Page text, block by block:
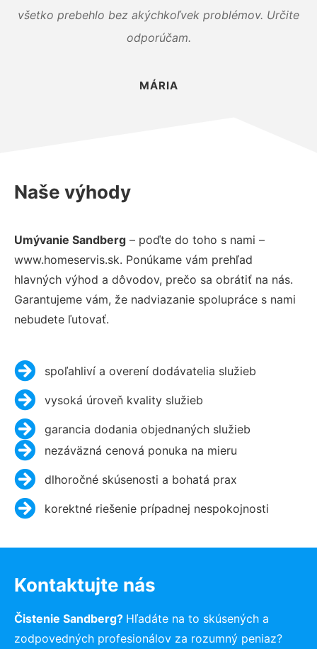
všetko prebehlo bez akýchkoľvek problémov. Určite
odporúčam.
MÁRIA
Naše výhody
Umývanie Sandberg – poďte do toho s nami –
www.homeservis.sk. Ponúkame vám prehľad
hlavných výhod a dôvodov, prečo sa obrátiť na nás.
Garantujeme vám, že nadviazanie spolupráce s nami
nebudete ľutovať.
spoľahliví a overení dodávatelia služieb
vysoká úroveň kvality služieb
garancia dodania objednaných služieb
nezáväzná cenová ponuka na mieru
dlhoročné skúsenosti a bohatá prax
korektné riešenie prípadnej nespokojnosti
Kontaktujte nás
Čistenie Sandberg? Hľadáte na to skúsených a
zodpovedných profesionálov za rozumný peniaz?